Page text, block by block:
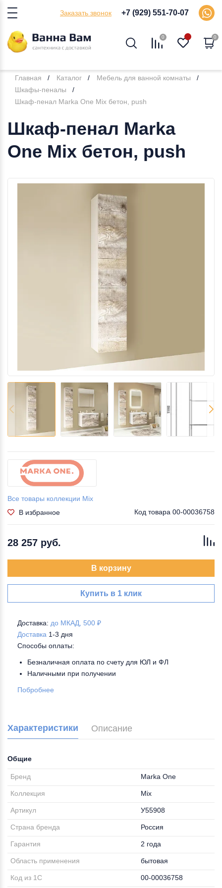
Заказать звонок +7 (929) 551-70-07
0 0
Главная Каталог
Мебель для ванной комнаты
Шкафы-пеналы
Шкаф-пенал Marka One Mix бетон, push
Шкаф-пенал Marka
One Mix бетон, push
Все товары коллекции Mix
В избранное
Код товара 00-00036758
28 257 руб.
В корзину
Купить в 1 клик
Доставка: до МКАД, 500 ₽
Доставка 1-3 дня
Способы оплаты:
Безналичная оплата по счету для ЮЛ и ФЛ
Наличными при получении
Побробнее
Характеристики Описание
Общие
Бренд Marka One
Коллекция Mix
Артикул У55908
Страна бренда Россия
Гарантия 2 года
Область применения бытовая
Код из 1С 00-00036758